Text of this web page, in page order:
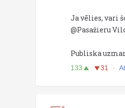
Ja vēlies, vari
@Pasažieru
Publiska
133 31